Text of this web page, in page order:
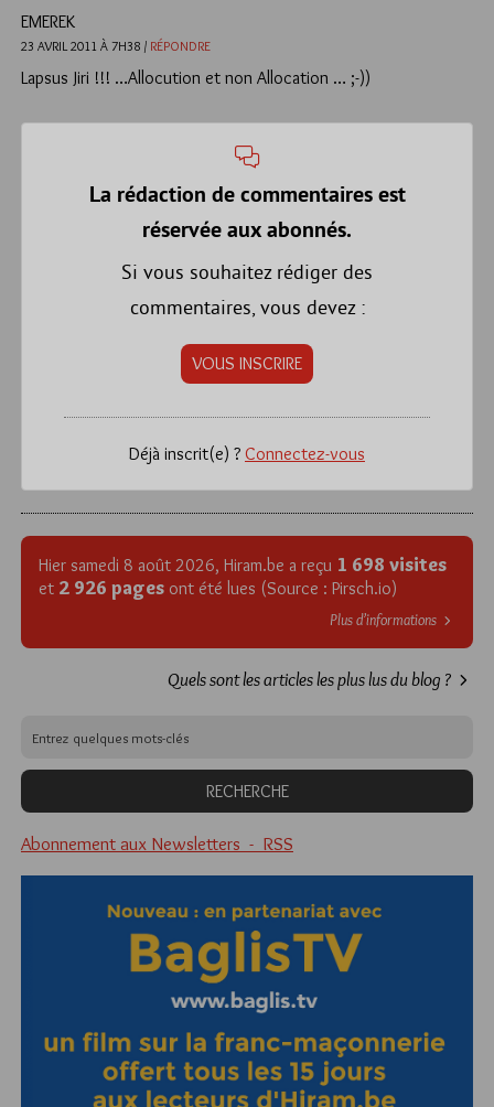
EMEREK
23 AVRIL 2011 À 7H38 / RÉPONDRE
Lapsus Jiri !!! …Allocution et non Allocation … ;-))
La rédaction de commentaires est
réservée aux abonnés.
Si vous souhaitez rédiger des
commentaires, vous devez :
VOUS INSCRIRE
Déjà inscrit(e) ? Connectez-vous
Hier samedi 8 août 2026, Hiram.be a reçu 1 698 visites
et 2 926 pages ont été lues (Source : Pirsch.io)
Plus d’informations
Quels sont les articles les plus lus du blog ?
Abonnement aux Newsletters - RSS